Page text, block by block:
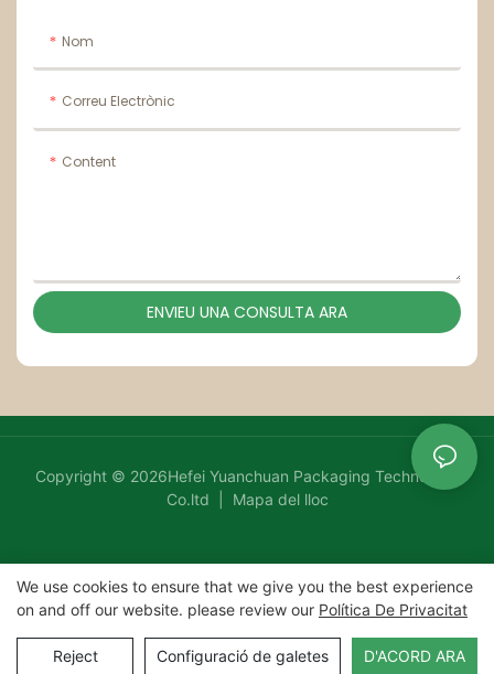
Nom
Correu Electrònic
Content
ENVIEU UNA CONSULTA ARA
Copyright © 2026Hefei Yuanchuan Packaging Technology
Co.ltd |
Mapa del lloc
We use cookies to ensure that we give you the best experience
on and off our website. please review our Política De Privacitat
Reject Configuració de galetes D'ACORD ARA